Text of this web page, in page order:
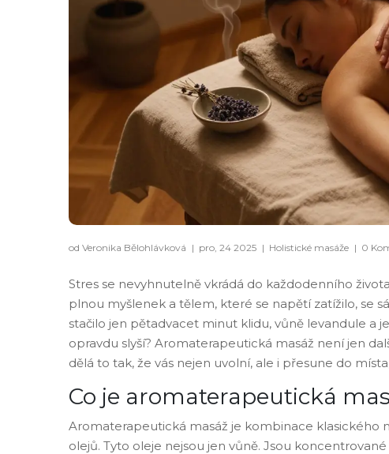
od Veronika Bělohlávková | pro, 24 2025 | Holistické masáže | 0
Stres se nevyhnutelně vkrádá do každodenního
plnou myšlenek a tělem, které se napětí zatížilo, se
stačilo jen pětadvacet minut klidu, vůně levandule a
opravdu slyší? Aromaterapeutická masáž není jen
dělá to tak, že vás nejen uvolní, ale i přesune do
Co je aromaterapeutická
Aromaterapeutická masáž je kombinace klasického
olejů. Tyto oleje nejsou jen vůně. Jsou